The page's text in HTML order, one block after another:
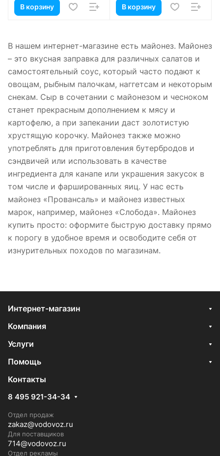
В корзину В корзину
В нашем интернет-магазине есть майонез. Майонез
– это вкусная заправка для различных салатов и
самостоятельный соус, который часто подают к
овощам, рыбным палочкам, наггетсам и некоторым
снекам. Сыр в сочетании с майонезом и чесноком
станет прекрасным дополнением к мясу и
картофелю, а при запекании даст золотистую
хрустящую корочку. Майонез также можно
употреблять для приготовления бутербродов и
сэндвичей или использовать в качестве
ингредиента для канапе или украшения закусок в
том числе и фаршированных яиц. У нас есть
майонез «Провансаль» и майонез известных
марок, например, майонез «Слобода». Майонез
купить просто: оформите быструю доставку прямо
к порогу в удобное время и освободите себя от
изнурительных походов по магазинам.
Интернет-магазин
Компания
Услуги
Помощь
Контакты
8 495 921-34-34
Отдел продаж
zakaz@vodovoz.ru
Для поставщиков
714@vodovoz.ru
Отдел рекламы